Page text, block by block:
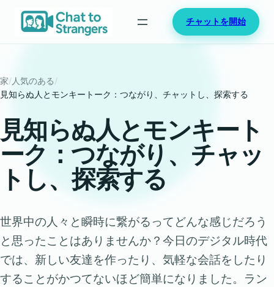
キ
ッ
チャットを開始
家/人気のある/
見知らぬ人とモンキートーク：つながり、チャットし、探索する
見知らぬ人とモンキート
ーク：つながり、チャッ
トし、探索する
世界中の人々と瞬時に繋がるってどんな感じだろう
と思ったことはありませんか？今日のデジタル時代
では、新しい友達を作ったり、気軽な会話をしたり
することがかつてないほど簡単になりました。ラン